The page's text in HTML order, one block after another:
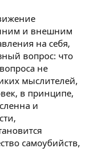
и внешним
на себя,
вопрос: что
не
мыслителей,
в принципе,
и
самоубийств,